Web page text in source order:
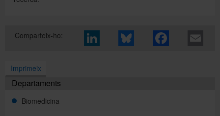
Comparteix-ho:
Imprimeix
Departaments
Biomedicina